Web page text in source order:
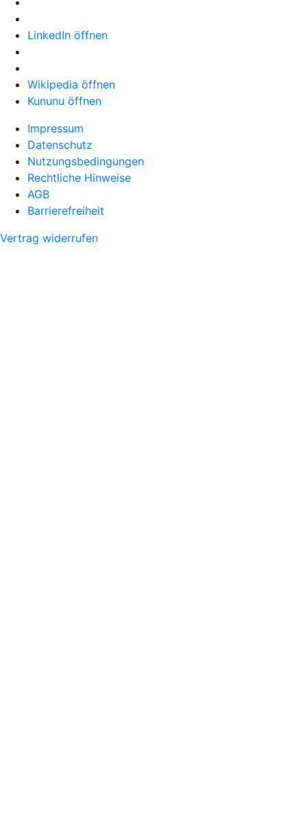
LinkedIn öffnen
Wikipedia öffnen
Kununu öffnen
Impressum
Datenschutz
Nutzungsbedingungen
Rechtliche Hinweise
AGB
Barrierefreiheit
Vertrag widerrufen